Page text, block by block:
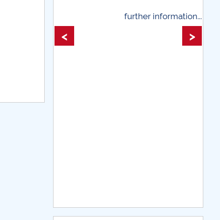
further
< >